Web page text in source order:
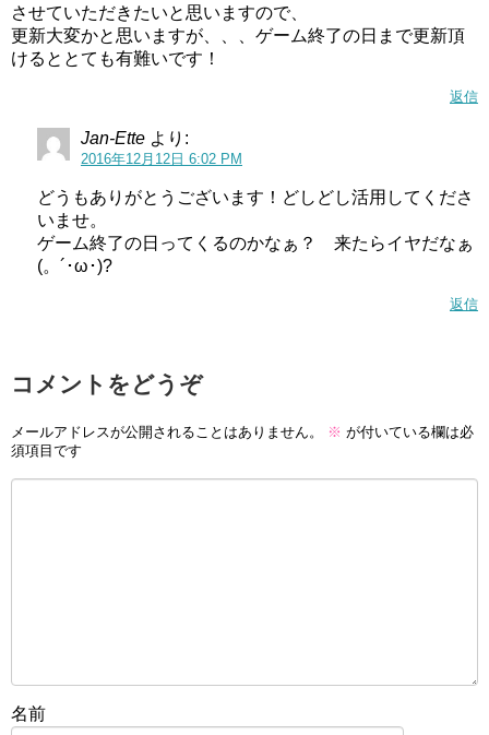
させていただきたいと思いますので、
更新大変かと思いますが、、、ゲーム終了の日まで更新頂
けるととても有難いです！
返信
Jan-Ette より:
2016年12月12日 6:02 PM
どうもありがとうございます！どしどし活用してくださ
いませ。
ゲーム終了の日ってくるのかなぁ？ 来たらイヤだなぁ
(。´･ω･)?
返信
コメントをどうぞ
メールアドレスが公開されることはありません。 ※ が付いている欄は必
須項目です
名前